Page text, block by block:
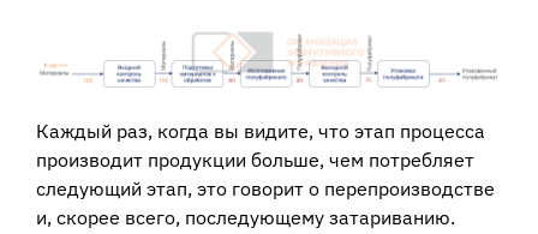
Каждый раз, когда вы видите, что этап процесса
производит продукции больше, чем потребляет
следующий этап, это говорит о перепроизводстве
и, скорее всего, последующему затариванию.